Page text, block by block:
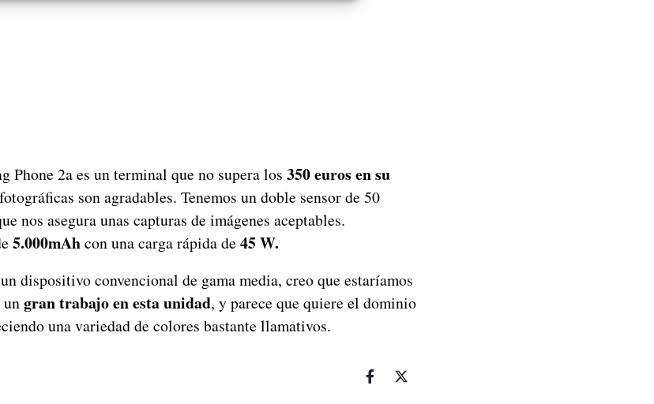
Phone 2a es un terminal que no supera los 350 euros en su
son agradables. Tenemos un doble sensor de 50
nos asegura unas capturas de imágenes aceptables.
5.000mAhcon una carga rápida de 45 W.
dispositivo convencional de gama media, creo que estaríamos
gran trabajo en esta unidad, y parece que quiere el dominio
una variedad de colores bastante llamativos.